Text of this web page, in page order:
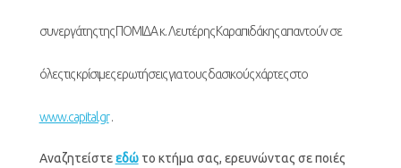
συνεργάτης της ΠΟΜΙΔΑ κ. Λευτέρης Καραπιδάκης απαντούν σε
όλες τις κρίσιμες ερωτήσεις για τους δασικούς χάρτες στο
www.capital.gr.
Αναζητείστεεδώτο κτήμα σας, ερευνώντας σε ποιές